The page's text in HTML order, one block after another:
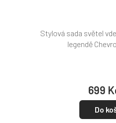
699
Do
Stylová sada světel
legendě